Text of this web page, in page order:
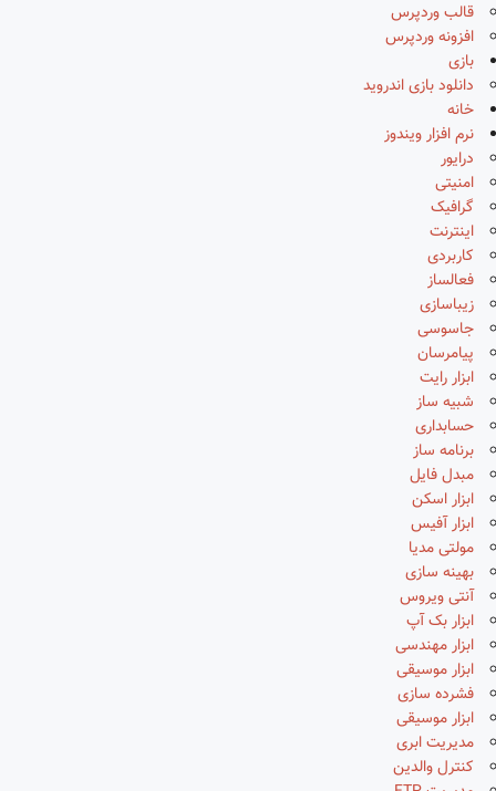
قالب وردپرس
افزونه وردپرس
بازی
دانلود بازی اندروید
خانه
نرم افزار ویندوز
درایور
امنیتی
گرافیک
اینترنت
کاربردی
فعالساز
زیباسازی
جاسوسی
پیامرسان
ابزار رایت
شبیه ساز
حسابداری
برنامه ساز
مبدل فایل
ابزار اسکن
ابزار آفیس
مولتی مدیا
بهینه سازی
آنتی ویروس
ابزار بک آپ
ابزار مهندسی
ابزار موسیقی
فشرده سازی
ابزار موسیقی
مدیریت ابری
کنترل والدین